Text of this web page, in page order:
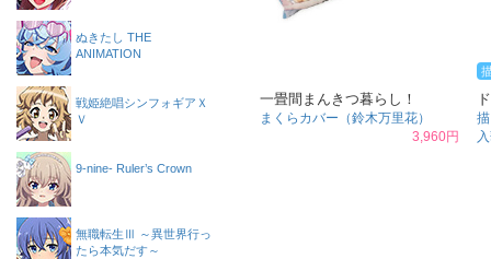
一畳間まんきつ暮らし！
まくらカバー（鈴木万里花）
3,960円
ぬきたし THE
ANIMATION
戦姫絶唱シンフォギアＸ
Ｖ
9-nine- Ruler’s Crown
無職転生Ⅲ ～異世界行っ
たら本気だす～